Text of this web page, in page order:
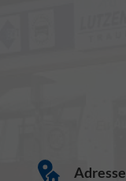
Adresse